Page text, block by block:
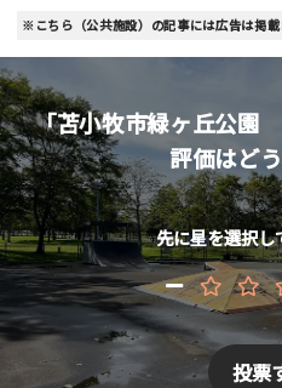
お名前 （非公開/任意）
メールアドレス （非公開/任意
当サイトへメッセージなどご
※こちら（公共施設）の記事には広告は掲
「苫小牧市緑ヶ丘公園
評価はど
先に星を選択し